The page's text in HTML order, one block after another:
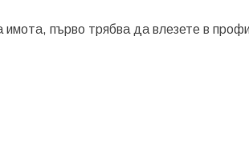
имота, първо трябва да влезете в